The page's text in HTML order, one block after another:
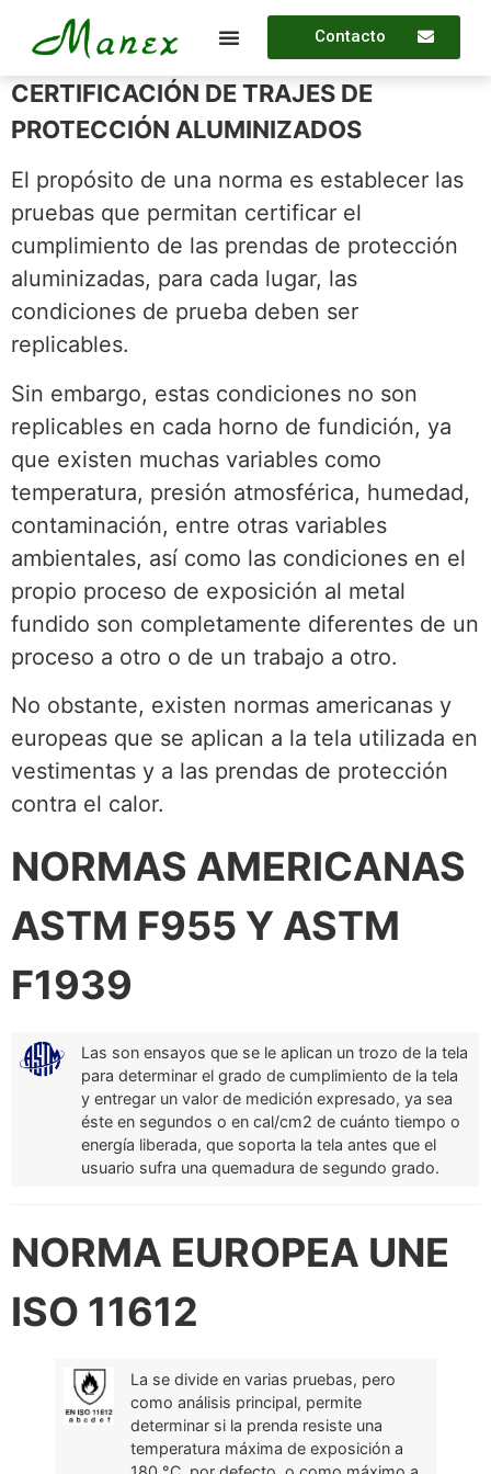
Contacto
CERTIFICACIÓN DE TRAJES DE
PROTECCIÓN ALUMINIZADOS
El propósito de una norma es establecer las
pruebas que permitan certificar el
cumplimiento de las prendas de protección
aluminizadas, para cada lugar, las
condiciones de prueba deben ser
replicables.
Sin embargo, estas condiciones no son
replicables en cada horno de fundición, ya
que existen muchas variables como
temperatura, presión atmosférica, humedad,
contaminación, entre otras variables
ambientales, así como las condiciones en el
propio proceso de exposición al metal
fundido son completamente diferentes de un
proceso a otro o de un trabajo a otro.
No obstante, existen normas americanas y
europeas que se aplican a la tela utilizada en
vestimentas y a las prendas de protección
contra el calor.
NORMAS AMERICANAS
ASTM F955 Y ASTM
F1939
Las son ensayos que se le aplican un trozo de la tela
para determinar el grado de cumplimiento de la tela
y entregar un valor de medición expresado, ya sea
éste en segundos o en cal/cm2 de cuánto tiempo o
energía liberada, que soporta la tela antes que el
usuario sufra una quemadura de segundo grado.
NORMA EUROPEA UNE
ISO 11612
La se divide en varias pruebas, pero
como análisis principal, permite
determinar si la prenda resiste una
temperatura máxima de exposición a